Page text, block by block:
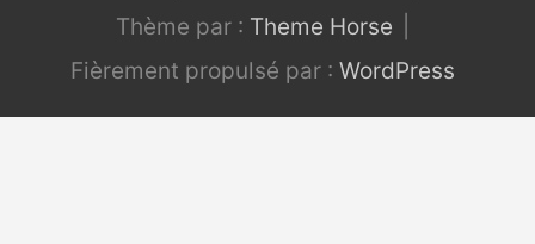
Thème par : Theme Horse
Fièrement propulsé par : WordPress